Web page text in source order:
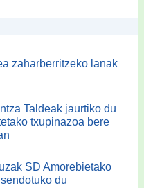
zaharberritzeko lanak
Taldeak jaurtiko du
txupinazoa bere
SD Amorebietako
du